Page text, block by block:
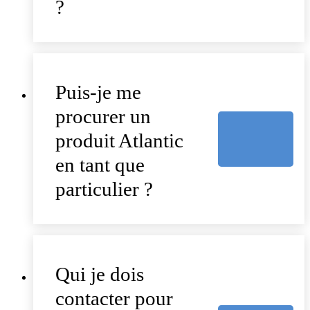
?
Puis-je me
procurer un
produit Atlantic
en tant que
particulier ?
Qui je dois
contacter pour